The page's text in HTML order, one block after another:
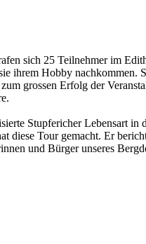
sich 25 Teilnehmer im
ihrem Hobby nachkommen.
grossen Erfolg der
Stupfericher Lebensart in
diese Tour gemacht. Er
und Bürger unseres